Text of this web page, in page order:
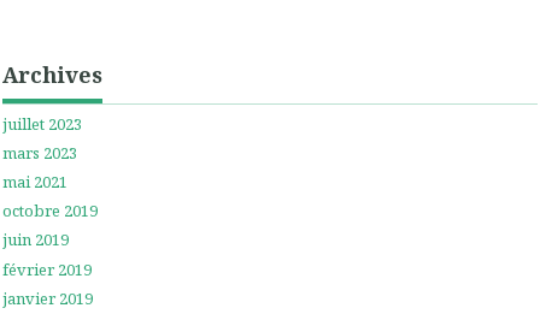
Archives
juillet 2023
mars 2023
mai 2021
octobre 2019
juin 2019
février 2019
janvier 2019